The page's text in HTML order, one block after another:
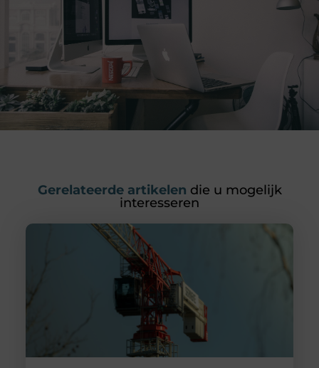
Gerelateerde artikelen die u mogelijk
interesseren